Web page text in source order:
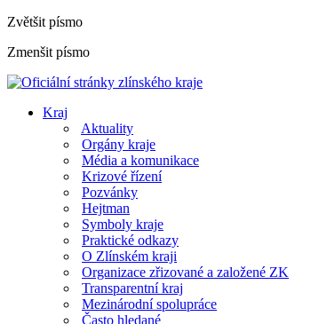
Zvětšit písmo
Zmenšit písmo
Kraj
Aktuality
Orgány kraje
Média a komunikace
Krizové řízení
Pozvánky
Hejtman
Symboly kraje
Praktické odkazy
O Zlínském kraji
Organizace zřizované a založené ZK
Transparentní kraj
Mezinárodní spolupráce
Často hledané